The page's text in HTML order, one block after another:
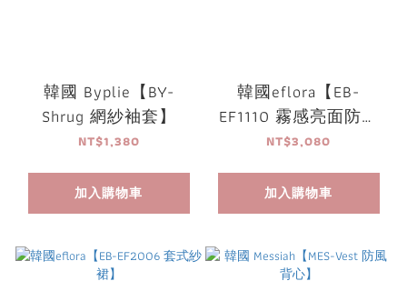
韓國 Byplie【BY-
Shrug 網紗袖套】
NT$1,380
加入購物車
韓國eflora【EB-
EF1110 霧感亮面防風
外套】
NT$3,080
加入購物車